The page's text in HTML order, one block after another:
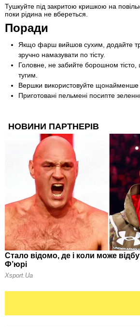
Тушкуйте під закритою кришкою на
поки рідина не вбереться.
Поради
Якщо фарш вийшов сухим, додайте
зручно намазувати по тісту.
Головне, не забийте борошном
тугим.
Вершки використовуйте щонайменше
Приготовані пельмені посипте